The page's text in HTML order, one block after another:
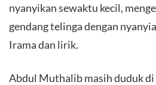
nyanyikan sewaktu kecil,
gendang telinga dengan
Irama dan lirik.
Abdul Muthalib masih duduk di